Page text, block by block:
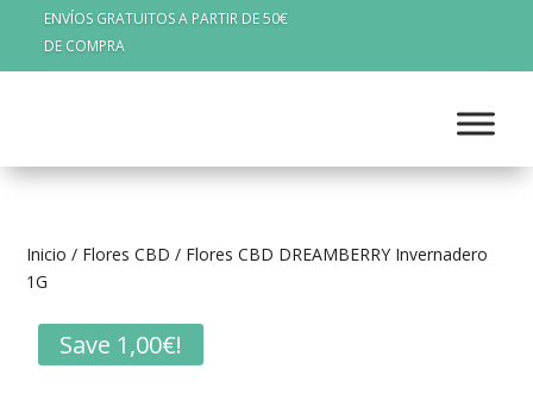
ENVÍOS GRATUITOS A PARTIR DE 50€
DE COMPRA
Inicio / Flores CBD / Flores CBD DREAMBERRY Invernadero
1G
Save 1,00€!